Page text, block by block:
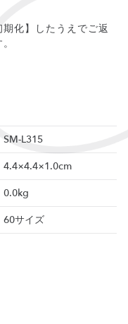
化】したうえでご返
SM-L315
4.4×4.4×1.0cm
0.0kg
60サイズ